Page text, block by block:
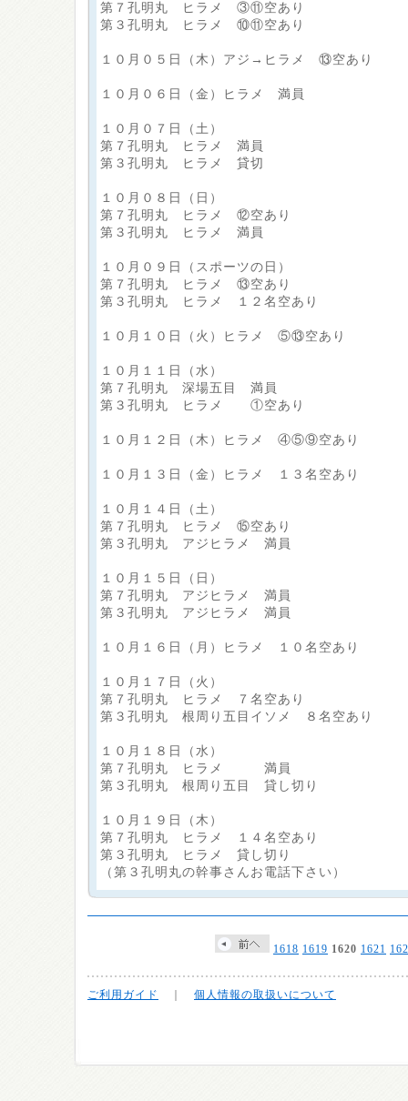
第７孔明丸 ヒラメ ③⑪空あり
第３孔明丸 ヒラメ ⑩⑪空あり
１０月０５日（木）アジ→ヒラメ ⑬空あり
１０月０６日（金）ヒラメ 満員
１０月０７日（土）
第７孔明丸 ヒラメ 満員
第３孔明丸 ヒラメ 貸切
１０月０８日（日）
第７孔明丸 ヒラメ ⑫空あり
第３孔明丸 ヒラメ 満員
１０月０９日（スポーツの日）
第７孔明丸 ヒラメ ⑬空あり
第３孔明丸 ヒラメ １２名空あり
１０月１０日（火）ヒラメ ⑤⑬空あり
１０月１１日（水）
第７孔明丸 深場五目 満員
第３孔明丸 ヒラメ ①空あり
１０月１２日（木）ヒラメ ④⑤⑨空あり
１０月１３日（金）ヒラメ １３名空あり
１０月１４日（土）
第７孔明丸 ヒラメ ⑮空あり
第３孔明丸 アジヒラメ 満員
１０月１５日（日）
第７孔明丸 アジヒラメ 満員
第３孔明丸 アジヒラメ 満員
１０月１６日（月）ヒラメ １０名空あり
１０月１７日（火）
第７孔明丸 ヒラメ ７名空あり
第３孔明丸 根周り五目イソメ ８名空あり
１０月１８日（水）
第７孔明丸 ヒラメ 満員
第３孔明丸 根周り五目 貸し切り
１０月１９日（木）
第７孔明丸 ヒラメ １４名空あり
第３孔明丸 ヒラメ 貸し切り
（第３孔明丸の幹事さんお電話下さい）
1618 1619 1620 1621
ご利用ガイド 個人情報の取扱いについて